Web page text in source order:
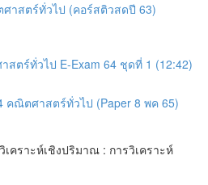
าสตร์ทั่วไป (คอร์สติวสดปี 63)
ตร์ทั่วไป E-Exam 64 ชุดที่ 1 (12:42)
คณิตศาสตร์ทั่วไป (Paper 8 พค 65)
คราะห์เชิงปริมาณ : การวิเคราะห์